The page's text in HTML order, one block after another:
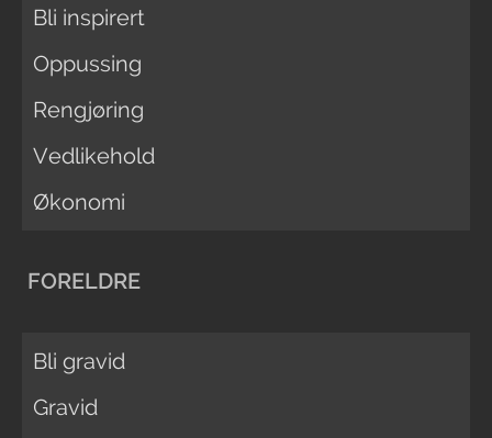
Bli inspirert
Oppussing
Rengjøring
Vedlikehold
Økonomi
FORELDRE
Bli gravid
Gravid